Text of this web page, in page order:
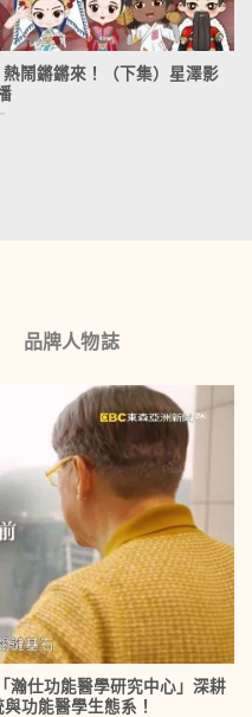
熱鬧鏘鏘來！（下集）星澤影
品牌人物誌
瀚仕功能醫學研究中心」深耕
功能醫學生態系！